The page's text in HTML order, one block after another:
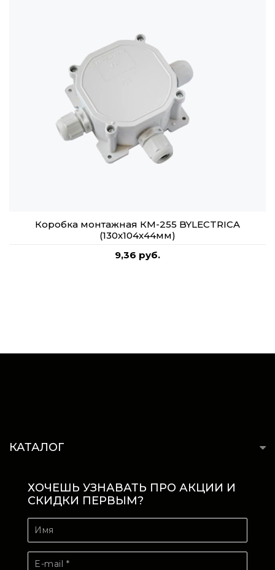
Коробка монтажная КМ-255 BYLECTRICA
(130х104х44мм)
9,36 руб.
КАТАЛОГ
ХОЧЕШЬ УЗНАВАТЬ ПРО АКЦИИ И
СКИДКИ ПЕРВЫМ?